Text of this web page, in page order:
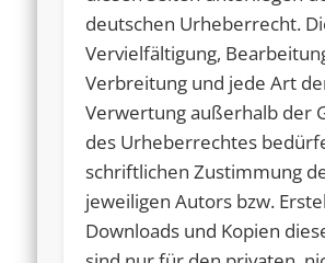
deutschen Urheberrecht.
Vervielfältigung,
Verbreitung und jede Art
Verwertung außerhalb der
des Urheberrechtes
schriftlichen Zustimmung
jeweiligen Autors bzw.
Downloads und Kopien